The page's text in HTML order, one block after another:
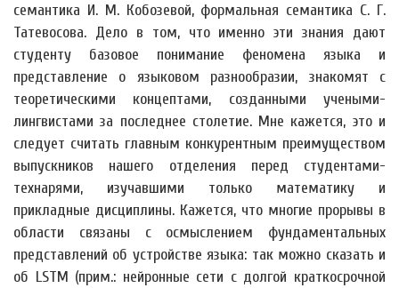
семантика И. М. Кобозевой, формальная семантика С. Г.
Татевосова. Дело в том, что именно эти знания дают
студенту базовое понимание феномена языка и
представление о языковом разнообразии, знакомят с
теоретическими концептами, созданными учеными-
лингвистами за последнее столетие. Мне кажется, это и
следует считать главным конкурентным преимуществом
выпускников нашего отделения перед студентами-
технарями, изучавшими только математику и
прикладные дисциплины. Кажется, что многие прорывы в
области связаны с осмыслением фундаментальных
представлений об устройстве языка: так можно сказать и
об LSTM (прим.: нейронные сети с долгой краткосрочной